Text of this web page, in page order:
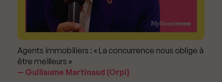
Agents immobiliers : « La concurrence nous oblige à
être meilleurs »
Guillaume Martinaud (Orpi)